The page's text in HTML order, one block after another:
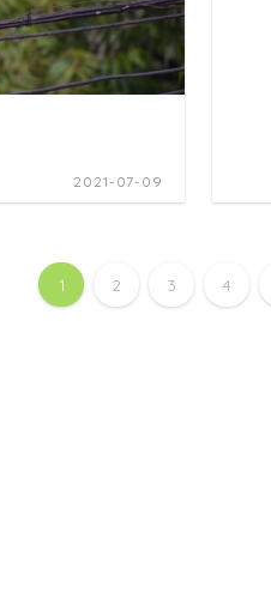
2021-07-09
1 2 3 4